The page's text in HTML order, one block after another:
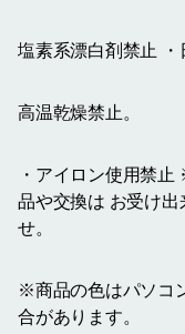
塩素系漂白剤禁止 ・
高温乾燥禁止。
・アイロン使用禁
品や交換は お受け出
せ。
※商品の色はパソコ
合があります。